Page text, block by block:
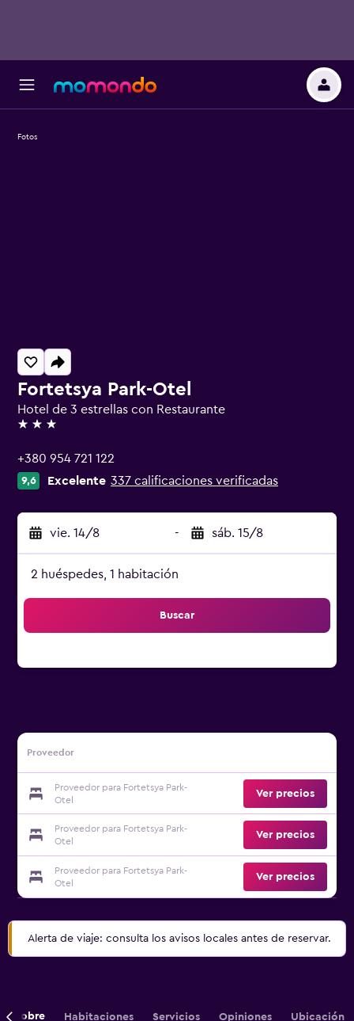
Fortetsya Park-Otel
Hotel de 3 estrellas con Restaurante
3 estrellas
+380 954 721 122
9,6 Excelente 337 calificaciones verificadas
vie. 14/8 - sáb. 15/8
2 huéspedes, 1 habitación
Buscar
Proveedor
Proveedor para Fortetsya Park-
Otel
Ver precios
Proveedor para Fortetsya Park-
Otel
Ver precios
Proveedor para Fortetsya Park-
Otel
Ver precios
Fotos
Alerta de viaje: consulta los avisos locales antes de reservar.
Sobre Habitaciones Servicios Opiniones Ubicación